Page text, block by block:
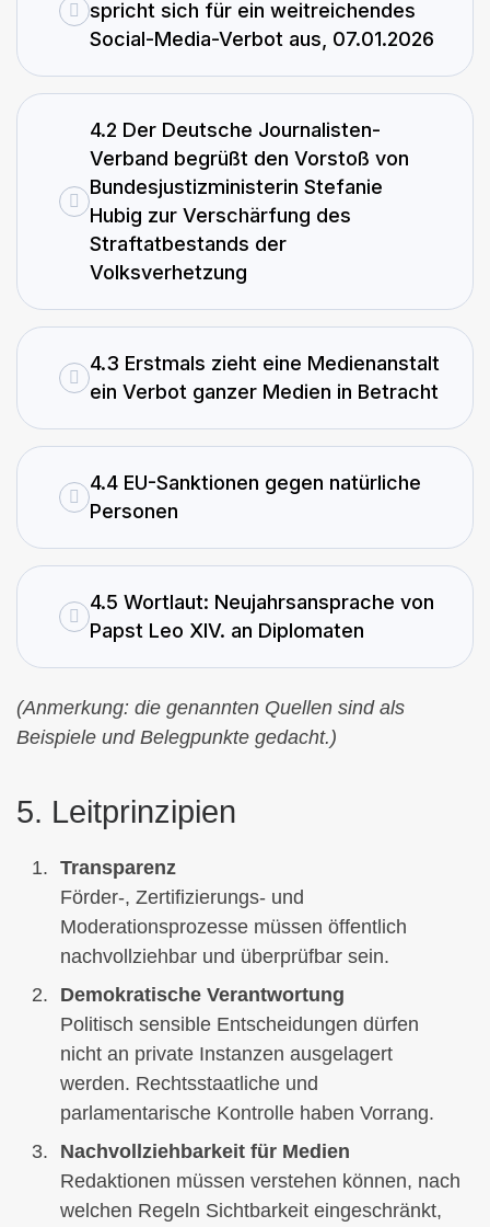
spricht sich für ein weitreichendes
Social-Media-Verbot aus, 07.01.2026
4.2 Der Deutsche Journalisten-
Verband begrüßt den Vorstoß von
Bundesjustizministerin Stefanie
Hubig zur Verschärfung des
Straftatbestands der
Volksverhetzung
4.3 Erstmals zieht eine Medienanstalt
ein Verbot ganzer Medien in Betracht
4.4 EU-Sanktionen gegen natürliche
Personen
4.5 Wortlaut: Neujahrsansprache von
Papst Leo XIV. an Diplomaten
(Anmerkung: die genannten Quellen sind als
Beispiele und Belegpunkte gedacht.)
5. Leitprinzipien
Transparenz
Förder-, Zertifizierungs- und
Moderationsprozesse müssen öffentlich
nachvollziehbar und überprüfbar sein.
Demokratische Verantwortung
Politisch sensible Entscheidungen dürfen
nicht an private Instanzen ausgelagert
werden. Rechtsstaatliche und
parlamentarische Kontrolle haben Vorrang.
Nachvollziehbarkeit für Medien
Redaktionen müssen verstehen können, nach
welchen Regeln Sichtbarkeit eingeschränkt,